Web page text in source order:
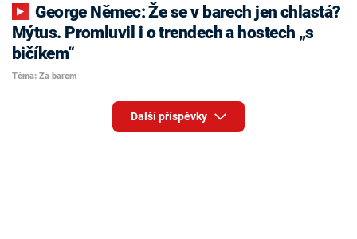
George Němec: Že se v barech jen chlastá?
Mýtus. Promluvil i o trendech a hostech „s
bičíkem“
Téma: Za barem
Další příspěvky